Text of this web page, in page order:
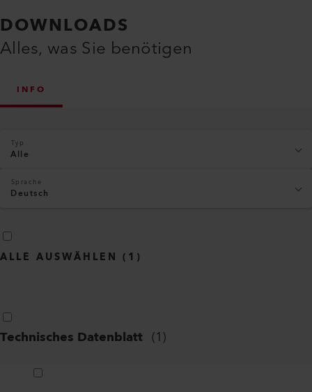
DOWNLOADS
Alles, was Sie benötigen
INFO
Typ
Alle
Sprache
Deutsch
ALLE AUSWÄHLEN ( 1 )
Technisches Datenblatt (1)